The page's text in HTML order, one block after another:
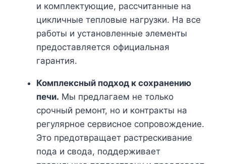
и комплектующие, рассчитанные на
цикличные тепловые нагрузки. На все
работы и установленные элементы
предоставляется официальная
гарантия.
Комплексный подход к сохранению
печи. Мы предлагаем не только
срочный ремонт, но и контракты на
регулярное сервисное сопровождение.
Это предотвращает растрескивание
пода и свода, поддерживает